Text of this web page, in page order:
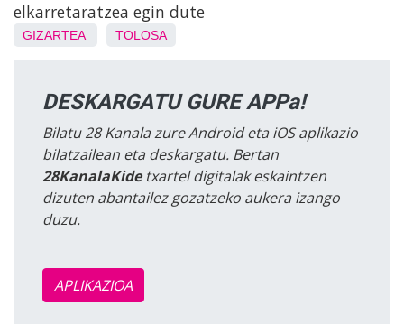
elkarretaratzea egin dute
GIZARTEA TOLOSA
DESKARGATU GURE APPa!
Bilatu 28 Kanala zure Android eta iOS aplikazio
bilatzailean eta deskargatu. Bertan
28KanalaKidetxartel digitalak eskaintzen
dizuten abantailez gozatzeko aukera izango
duzu.
APLIKAZIOA